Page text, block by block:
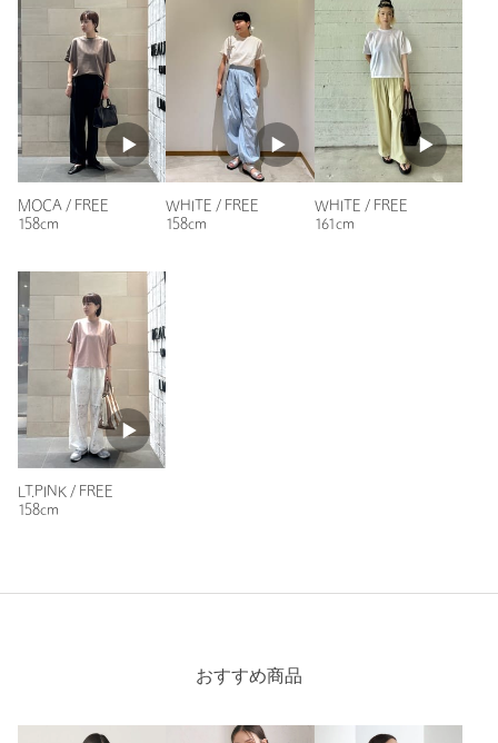
商品詳細
注文キャンセル 対象商品
返品 対象商品 返品等について
裾上げ 対象外商品 裾上げについて
タイプ WOMEN
素材
洗濯表示
原産国
商品番号
身長：
157cm
普段の着用サイズ：
7人が参考になったと回答
参考になった
ニックネーム： た
投稿日： 2026年7月8日
購入カラー：BLACK
購入商品のサイズ感：
骨格ストレートですが、タイトなトップスが苦手でしたが、こ
ちらは程よく余裕があるので安心して着用出来ました。
袖丈も二の腕をカバーしてくれます。
性別：女性
年代：
MOCA / FREE
158cm
WHITE / FREE
158cm
WHITE / FREE
161cm
LT.PINK / FREE
158cm
おすすめ商品